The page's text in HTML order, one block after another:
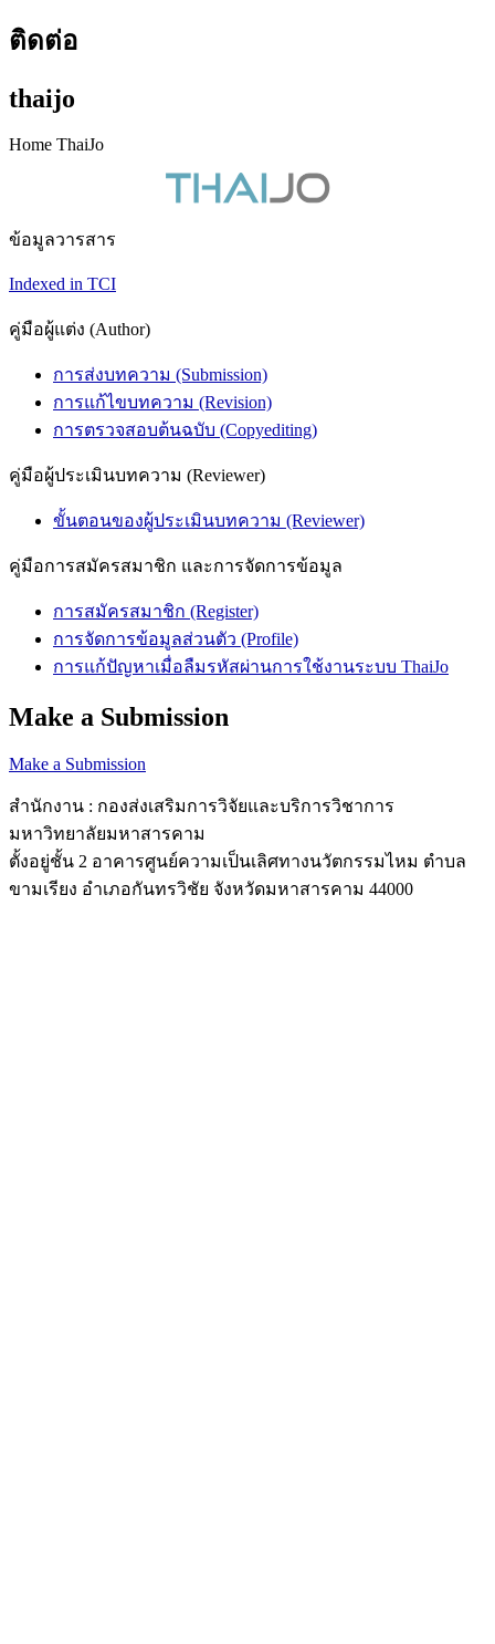
ติดต่อ
thaijo
Home ThaiJo
ข้อมูลวารสาร
Indexed in TCI
คู่มือผู้แต่ง (Author)
การส่งบทความ (Submission)
การแก้ไขบทความ (Revision)
การตรวจสอบต้นฉบับ (Copyediting)
คู่มือผู้ประเมินบทความ (Reviewer)
ขั้นตอนของผู้ประเมินบทความ (Reviewer)
คู่มือการสมัครสมาชิก และการจัดการข้อมูล
การสมัครสมาชิก (Register)
การจัดการข้อมูลส่วนตัว (Profile)
การแก้ปัญหาเมื่อลืมรหัสผ่านการใช้งานระบบ ThaiJo
Make a Submission
Make a Submission
สำนักงาน : กองส่งเสริมการวิจัยและบริการวิชาการ
มหาวิทยาลัยมหาสารคาม
ตั้งอยู่ชั้น 2 อาคารศูนย์ความเป็นเลิศทางนวัตกรรมไหม ตำบล
ขามเรียง อำเภอกันทรวิชัย จังหวัดมหาสารคาม 44000